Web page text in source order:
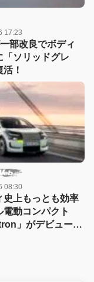
17:23
部改良でボディ
「ソリッドグレ
！
08:30
史上もっとも効率
電動コンパクト
」がデビュー前